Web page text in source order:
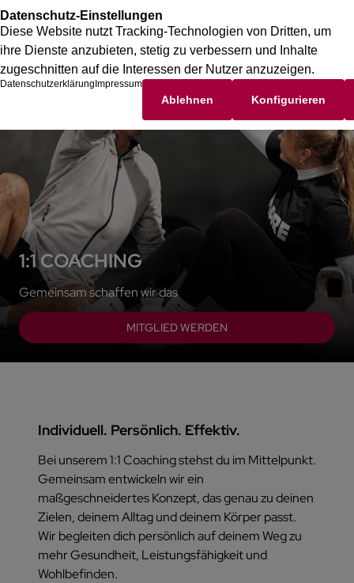
1:1 COACHING
Gemeinsam schaffen wir das
MITGLIED WERDEN
Individuell. Persönlich. Effektiv.
Bei unserem 1:1 Coaching stehst du im Mittelpunkt.
Gemeinsam entwickeln wir ein
maßgeschneidertes Konzept, das genau zu deinen
Zielen, deinem Alltag und deinem Körper passt.
Wir begleiten dich persönlich auf deinem Weg zu
mehr Gesundheit, Leistungsfähigkeit und
Wohlbefinden.